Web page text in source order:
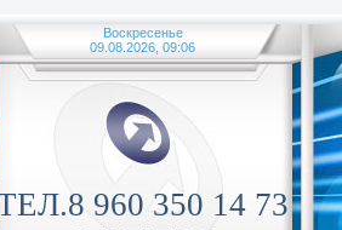
Воскресенье
09.08.2026, 09:06
960 350 14 73